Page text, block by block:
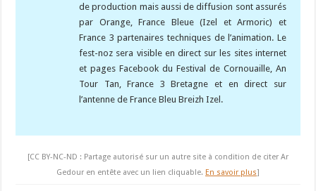
de production mais aussi de diffusion sont assurés
par Orange, France Bleue (Izel et Armoric) et
France 3 partenaires techniques de l’animation. Le
fest-noz sera visible en direct sur les sites internet
et pages Facebook du Festival de Cornouaille, An
Tour Tan, France 3 Bretagne et en direct sur
l’antenne de France Bleu Breizh Izel.
[CC BY-NC-ND : Partage autorisé sur un autre site à condition de citer Ar
Gedour en entête avec un lien cliquable. En savoir plus]